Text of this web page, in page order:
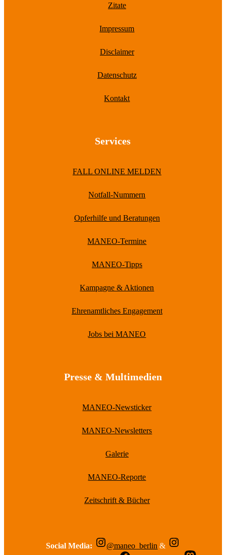
Zitate
Impressum
Disclaimer
Datenschutz
Kontakt
Services
FALL ONLINE MELDEN
Notfall-Nummern
Opferhilfe und Beratungen
MANEO-Termine
MANEO-Tipps
Kampagne & Aktionen
Ehrenamtliches Engagement
Jobs bei MANEO
Presse & Multimedien
MANEO-Newsticker
MANEO-Newsletters
Galerie
MANEO-Reporte
Zeitschrift & Bücher
Social Media: @maneo_berlin &